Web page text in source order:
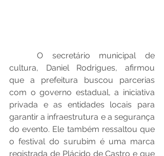
O secretário municipal de
cultura, Daniel Rodrigues, afirmou
que a prefeitura buscou parcerias
com o governo estadual, a iniciativa
privada e as entidades locais para
garantir a infraestrutura e a segurança
do evento. Ele também ressaltou que
o festival do surubim é uma marca
registrada de Plácido de Castro e que